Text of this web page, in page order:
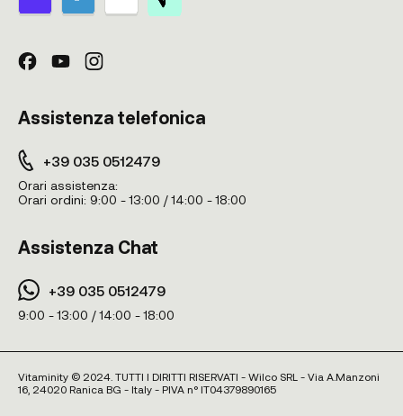
Assistenza telefonica
+39 035 0512479
Orari assistenza:
Orari ordini: 9:00 - 13:00 / 14:00 - 18:00
Assistenza Chat
+39 035 0512479
9:00 - 13:00 / 14:00 - 18:00
Vitaminity © 2024. TUTTI I DIRITTI RISERVATI - Wilco SRL - Via A.Manzoni
16, 24020 Ranica BG - Italy - PIVA n° IT04379890165